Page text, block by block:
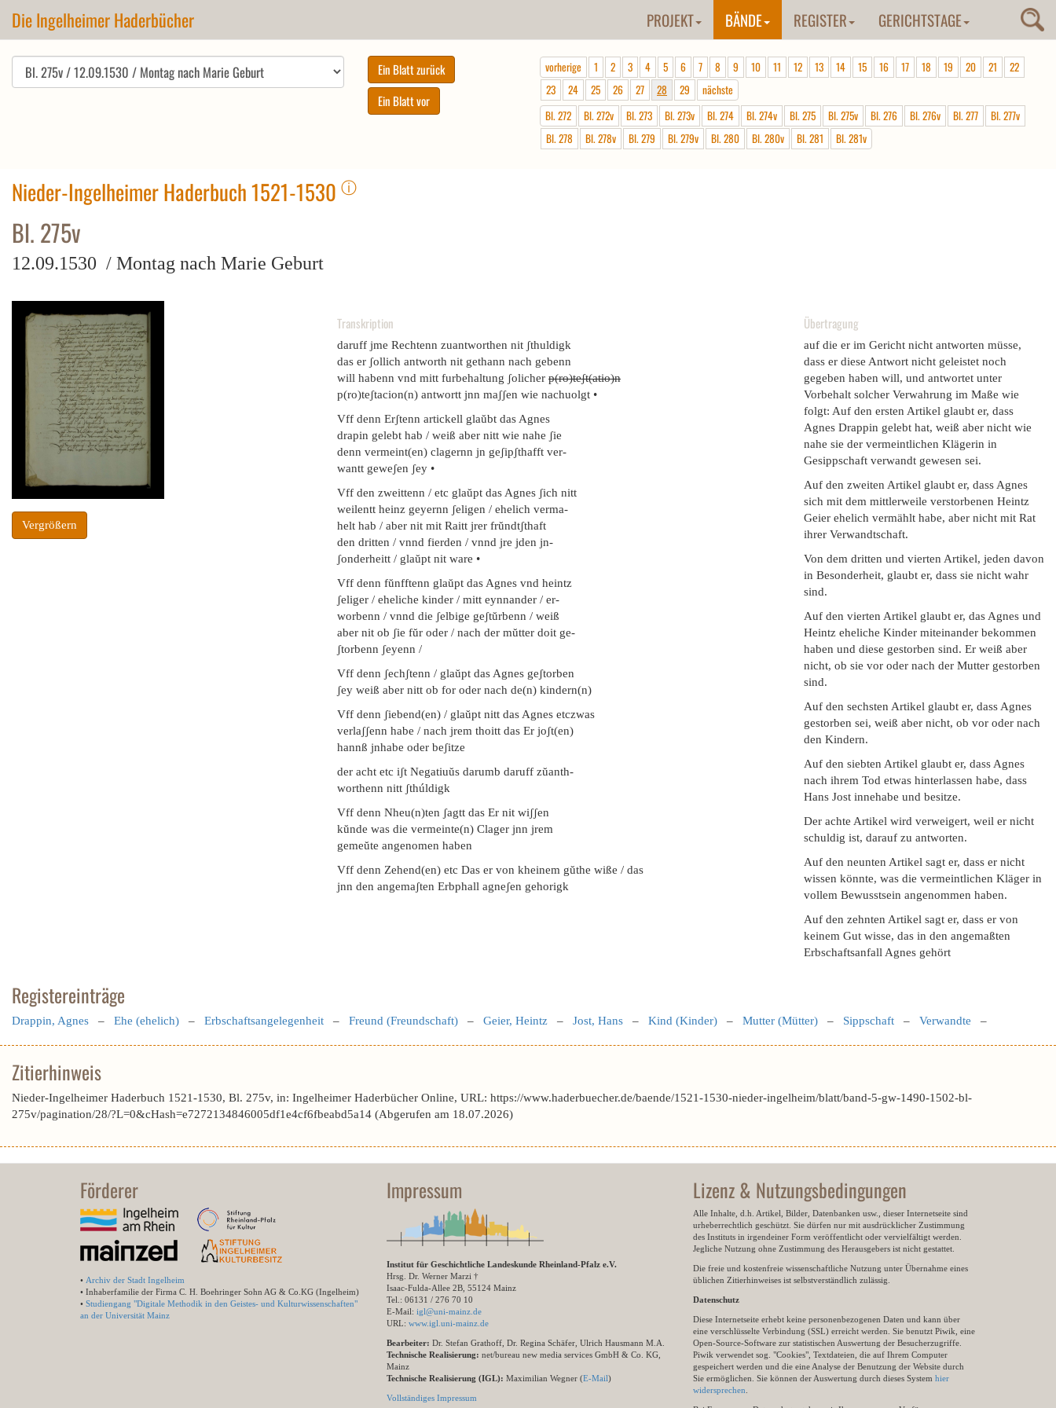
Die Ingelheimer Haderbücher PROJEKT BÄNDE REGISTER GERICHTSTAGE
vorherige 1 2 3 4 5 6 7 8 9 10 11 12 13 14 15 16 17 18 19 20 21
22
23
24 25 26 27 28 29
nächste
Bl. 272
Bl. 272v Bl. 273 Bl. 273v Bl. 274 Bl. 274v Bl. 275 Bl. 275v Bl. 276 Bl. 276v Bl. 277
Bl. 277v
Bl. 278
Bl. 278v Bl. 279 Bl. 279v Bl. 280 Bl. 280v Bl. 281 Bl. 281v
Nieder-Ingelheimer Haderbuch 1521-1530 ⓘ
Bl. 275v
12.09.1530 / Montag nach Marie Geburt
Vergrößern
Transkription
daruff jme Rechtenn zuantworthen nit ʃthuldigk
das er ʃollich antworth nit gethann nach gebenn
will habenn vnd mitt furbehaltung ʃolicher p(ro)teʃt(atio)n
p(ro)teʃtacion(n) antwortt jnn maʃʃen wie nachuolgt •
Vff denn Erʃtenn artickell glaŭbt das Agnes
drapin gelebt hab / weiß aber nitt wie nahe ʃie
denn vermeint(en) clagernn jn geʃipʃthafft ver-
wantt geweʃen ʃey •
Vff den zweittenn / etc glaŭpt das Agnes ʃich nitt
weilentt heinz geyernn ʃeligen / ehelich verma-
helt hab / aber nit mit Raitt jrer frŭndtʃthaft
den dritten / vnnd fierden / vnnd jre jden jn-
ʃonderheitt / glaŭpt nit ware •
Vff denn fŭnfftenn glaŭpt das Agnes vnd heintz
ʃeliger / eheliche kinder / mitt eynnander / er-
worbenn / vnnd die ʃelbige geʃtŭrbenn / weiß
aber nit ob ʃie fŭr oder / nach der mŭtter doit ge-
ʃtorbenn ʃeyenn /
Vff denn ʃechʃtenn / glaŭpt das Agnes geʃtorben
ʃey weiß aber nitt ob for oder nach de(n) kindern(n)
Vff denn ʃiebend(en) / glaŭpt nitt das Agnes etczwas
verlaʃʃenn habe / nach jrem thoitt das Er joʃt(en)
hannß jnhabe oder beʃitze
der acht etc iʃt Negatiuŭs darumb daruff zŭanth-
worthenn nitt ʃthúldigk
Vff denn Nheu(n)ten ʃagtt das Er nit wiʃʃen
kŭnde was die vermeinte(n) Clager jnn jrem
gemeŭte angenomen haben
Vff denn Zehend(en) etc Das er von kheinem gŭthe wiße / das
jnn den angemaʃten Erbphall agneʃen gehorigk
Übertragung
auf die er im Gericht nicht antworten müsse,
dass er diese Antwort nicht geleistet noch
gegeben haben will, und antwortet unter
Vorbehalt solcher Verwahrung im Maße wie
folgt: Auf den ersten Artikel glaubt er, dass
Agnes Drappin gelebt hat, weiß aber nicht wie
nahe sie der vermeintlichen Klägerin in
Gesippschaft verwandt gewesen sei.
Auf den zweiten Artikel glaubt er, dass Agnes
sich mit dem mittlerweile verstorbenen Heintz
Geier ehelich vermählt habe, aber nicht mit Rat
ihrer Verwandtschaft.
Von dem dritten und vierten Artikel, jeden davon
in Besonderheit, glaubt er, dass sie nicht wahr
sind.
Auf den vierten Artikel glaubt er, das Agnes und
Heintz eheliche Kinder miteinander bekommen
haben und diese gestorben sind. Er weiß aber
nicht, ob sie vor oder nach der Mutter gestorben
sind.
Auf den sechsten Artikel glaubt er, dass Agnes
gestorben sei, weiß aber nicht, ob vor oder nach
den Kindern.
Auf den siebten Artikel glaubt er, dass Agnes
nach ihrem Tod etwas hinterlassen habe, dass
Hans Jost innehabe und besitze.
Der achte Artikel wird verweigert, weil er nicht
schuldig ist, darauf zu antworten.
Auf den neunten Artikel sagt er, dass er nicht
wissen könnte, was die vermeintlichen Kläger in
vollem Bewusstsein angenommen haben.
Auf den zehnten Artikel sagt er, dass er von
keinem Gut wisse, das in den angemaßten
Erbschaftsanfall Agnes gehört
Registereinträge
Drappin, Agnes – Ehe (ehelich) – Erbschaftsangelegenheit – Freund (Freundschaft) – Geier, Heintz – Jost, Hans – Kind (Kinder) – Mutter (Mütter) – Sippschaft – Verwandte –
Zitierhinweis
Nieder-Ingelheimer Haderbuch 1521-1530, Bl. 275v, in: Ingelheimer Haderbücher Online, URL: https://www.haderbuecher.de/baende/1521-1530-nieder-ingelheim/blatt/band-5-gw-1490-1502-bl-
275v/pagination/28/?L=0&cHash=e7272134846005df1e4cf6fbeabd5a14 (Abgerufen am 18.07.2026)
Förderer
• Archiv der Stadt Ingelheim
• Inhaberfamilie der Firma C. H. Boehringer Sohn AG & Co.KG (Ingelheim)
• Studiengang "Digitale Methodik in den Geistes- und Kulturwissenschaften"
an der Universität Mainz
Impressum
Institut für Geschichtliche Landeskunde Rheinland-Pfalz e.V.
Hrsg. Dr. Werner Marzi †
Isaac-Fulda-Allee 2B, 55124 Mainz
Tel.: 06131 / 276 70 10
E-Mail: igl@uni-mainz.de
URL: www.igl.uni-mainz.de
Bearbeiter: Dr. Stefan Grathoff, Dr. Regina Schäfer, Ulrich Hausmann M.A.
Technische Realisierung: net/bureau new media services GmbH & Co. KG,
Mainz
Technische Realisierung (IGL): Maximilian Wegner (E-Mail)
Vollständiges Impressum
Lizenz & Nutzungsbedingungen
Alle Inhalte, d.h. Artikel, Bilder, Datenbanken usw., dieser Internetseite sind
urheberrechtlich geschützt. Sie dürfen nur mit ausdrücklicher Zustimmung
des Instituts in irgendeiner Form veröffentlicht oder vervielfältigt werden.
Jegliche Nutzung ohne Zustimmung des Herausgebers ist nicht gestattet.
Die freie und kostenfreie wissenschaftliche Nutzung unter Übernahme eines
üblichen Zitierhinweises ist selbstverständlich zulässig.
Datenschutz
Diese Internetseite erhebt keine personenbezogenen Daten und kann über
eine verschlüsselte Verbindung (SSL) erreicht werden. Sie benutzt Piwik, eine
Open-Source-Software zur statistischen Auswertung der Besucherzugriffe.
Piwik verwendet sog. "Cookies", Textdateien, die auf Ihrem Computer
gespeichert werden und die eine Analyse der Benutzung der Website durch
Sie ermöglichen. Sie können der Auswertung durch dieses System hier
widersprechen